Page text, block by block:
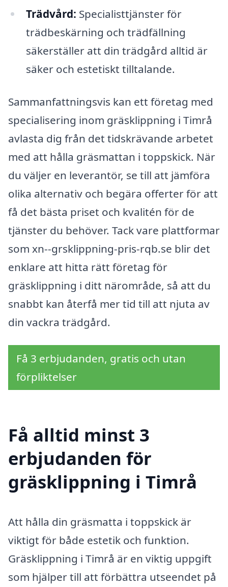
Trädvård: Specialisttjänster för
trädbeskärning och trädfällning
säkerställer att din trädgård alltid är
säker och estetiskt tilltalande.
Sammanfattningsvis kan ett företag med
specialisering inom gräsklippning i Timrå
avlasta dig från det tidskrävande arbetet
med att hålla gräsmattan i toppskick. När
du väljer en leverantör, se till att jämföra
olika alternativ och begära offerter för att
få det bästa priset och kvalitén för de
tjänster du behöver. Tack vare plattformar
som xn--grsklippning-pris-rqb.se blir det
enklare att hitta rätt företag för
gräsklippning i ditt närområde, så att du
snabbt kan återfå mer tid till att njuta av
din vackra trädgård.
Få 3 erbjudanden, gratis och utan
förpliktelser
Få alltid minst 3
erbjudanden för
gräsklippning i Timrå
Att hålla din gräsmatta i toppskick är
viktigt för både estetik och funktion.
Gräsklippning i Timrå är en viktig uppgift
som hjälper till att förbättra utseendet på